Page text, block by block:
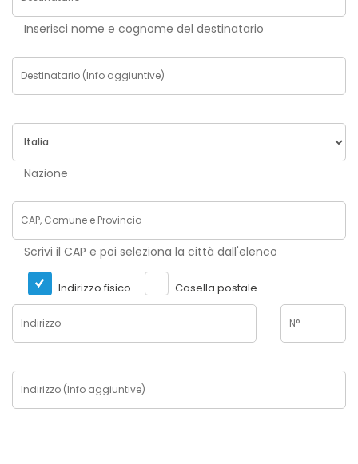
Inserisci nome e cognome del destinatario
Nazione
Scrivi il CAP e poi seleziona la città dall'elenco
Indirizzo fisico Casella postale